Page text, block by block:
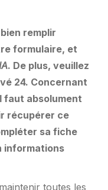
remplir
formulaire, et
. De plus, veuillez
24. Concernant
faut absolument
récupérer ce
sa fiche
informations
toutes les